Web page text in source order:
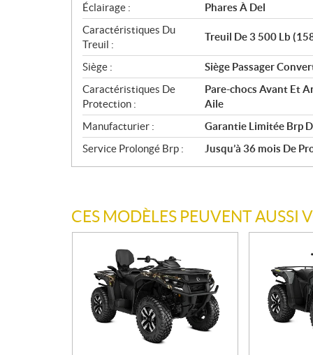
Éclairage :
Phares À Del
Caractéristiques Du
Treuil :
Treuil De 3 500 Lb
Siège :
Siège Passager
Caractéristiques De
Protection :
Pare-chocs Avant Et
Aile
Manufacturier :
Garantie Limitée Brp
Service Prolongé Brp :
Jusqu’à 36 mois De
CES MODÈLES PEUVENT AUSSI